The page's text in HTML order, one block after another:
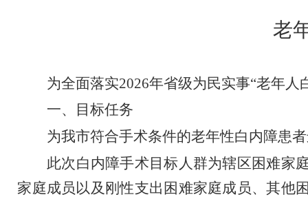
老
为全面落实2026年省级为民实事“老年人
一、目标任务
为我市符合手术条件的老年性白内障患
此次白内障手术目标人群为辖区困难家
家庭成员以及刚性支出困难家庭成员、其他